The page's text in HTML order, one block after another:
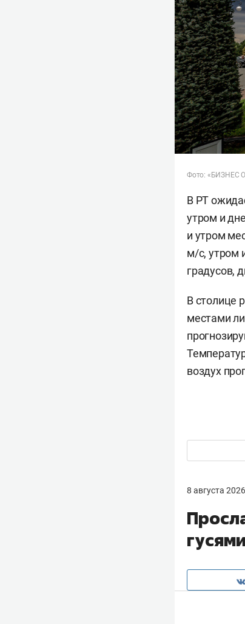
Фото: «БИЗНЕС
В РТ
утром и
и утром
м/c, утром
градусов,
В столице
местами
воздух
8 августа
Прокурор